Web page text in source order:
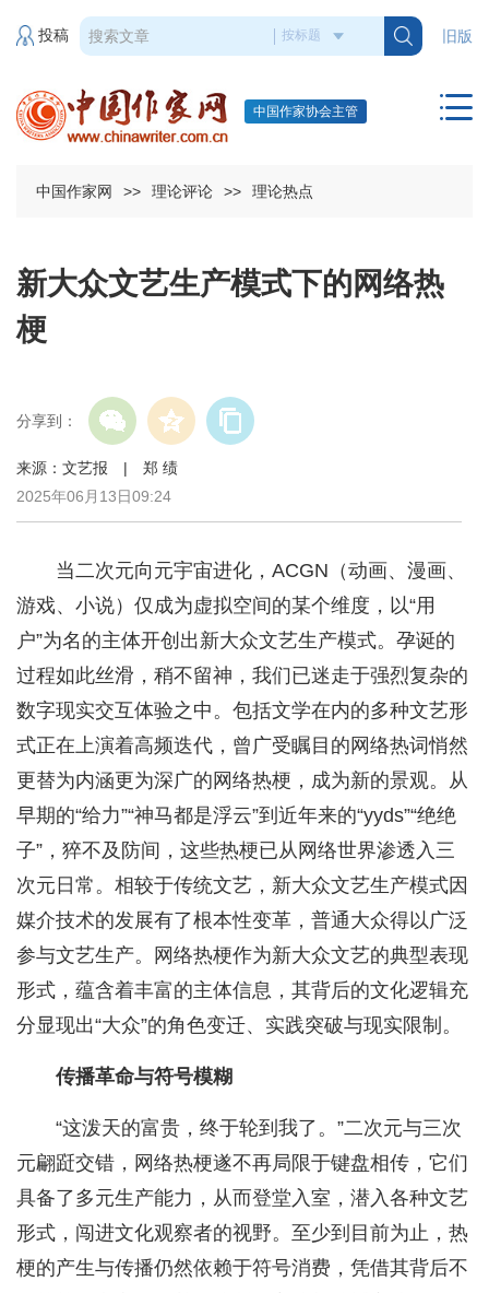
旧版
投稿
中国作家协会主管
中国作家网 >> 理论评论 >> 理论热点
新大众文艺生产模式下的网络热
梗
分享到：
来源：文艺报 | 郑 绩
2025年06月13日09:24
当二次元向元宇宙进化，ACGN（动画、漫画、
游戏、小说）仅成为虚拟空间的某个维度，以“用
户”为名的主体开创出新大众文艺生产模式。孕诞的
过程如此丝滑，稍不留神，我们已迷走于强烈复杂的
数字现实交互体验之中。包括文学在内的多种文艺形
式正在上演着高频迭代，曾广受瞩目的网络热词悄然
更替为内涵更为深广的网络热梗，成为新的景观。从
早期的“给力”“神马都是浮云”到近年来的“yyds”“绝绝
子”，猝不及防间，这些热梗已从网络世界渗透入三
次元日常。相较于传统文艺，新大众文艺生产模式因
媒介技术的发展有了根本性变革，普通大众得以广泛
参与文艺生产。网络热梗作为新大众文艺的典型表现
形式，蕴含着丰富的主体信息，其背后的文化逻辑充
分显现出“大众”的角色变迁、实践突破与现实限制。
传播革命与符号模糊
“这泼天的富贵，终于轮到我了。”二次元与三次
元翩跹交错，网络热梗遂不再局限于键盘相传，它们
具备了多元生产能力，从而登堂入室，潜入各种文艺
形式，闯进文化观察者的视野。至少到目前为止，热
梗的产生与传播仍然依赖于符号消费，凭借其背后不